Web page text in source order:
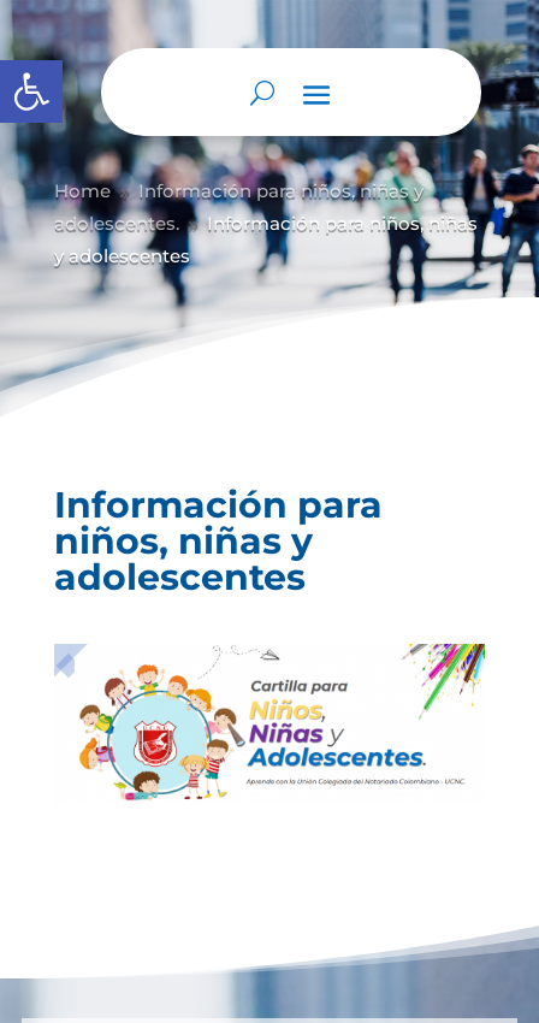
Abrir barra de herramientas
Home 9 Información para niños, niñas y
adolescentes. 9 Información para niños, niñas
y adolescentes
Información para
niños, niñas y
adolescentes